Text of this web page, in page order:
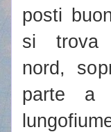
posti
si trova
nord,
parte a